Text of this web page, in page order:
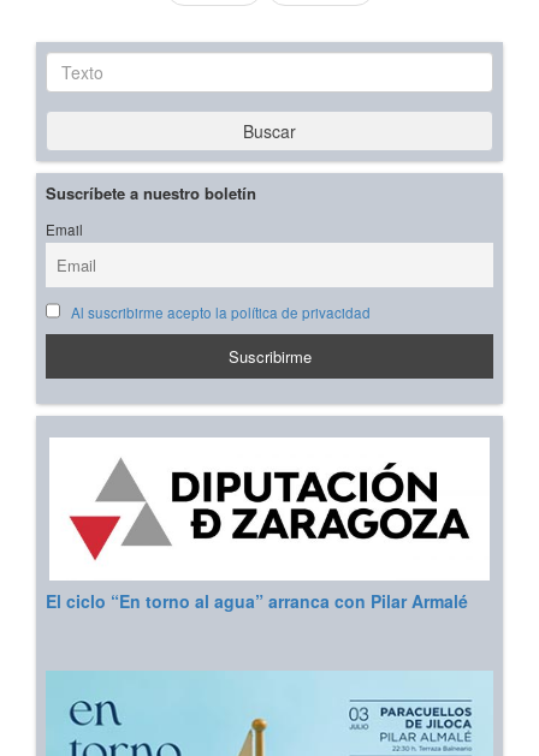
Texto
Buscar
Suscríbete a nuestro boletín
Email
Al suscribirme acepto la política de privacidad
El ciclo “En torno al agua” arranca con Pilar Armalé